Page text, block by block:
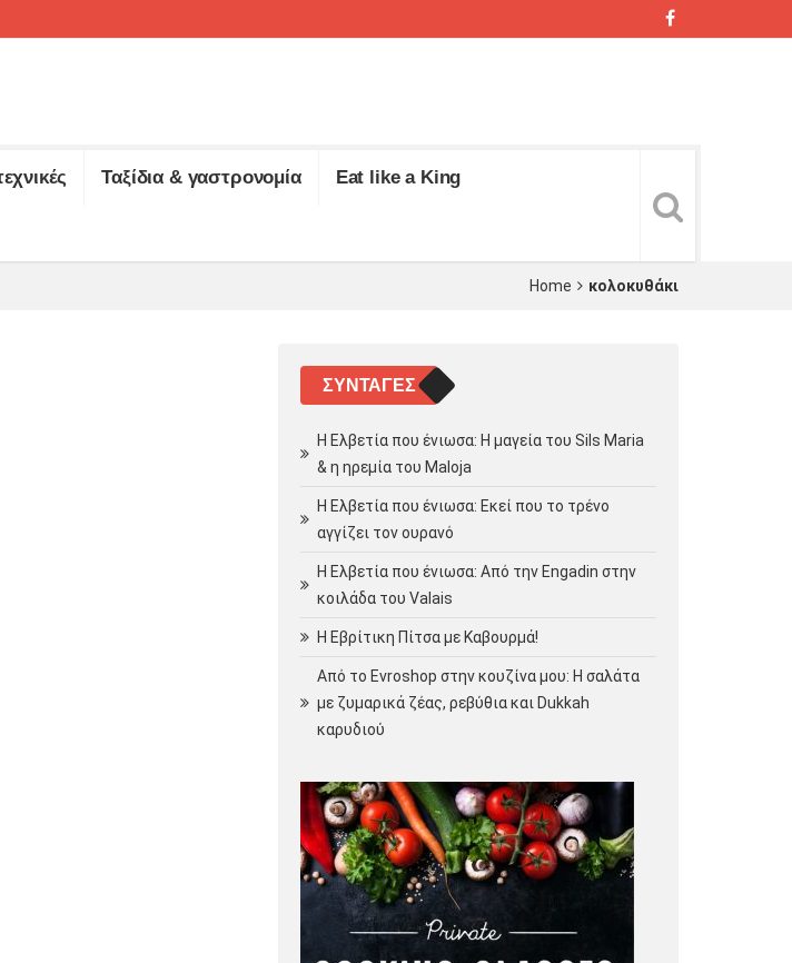
Ταξίδια & γαστρονομία Eat like a King
Home κολοκυθάκι
ΣΥΝΤΑΓΈΣ
Η Ελβετία που ένιωσα: Η μαγεία του Sils Maria
& η ηρεμία του Maloja
Η Ελβετία που ένιωσα: Εκεί που το τρένο
αγγίζει τον ουρανό
Η Ελβετία που ένιωσα: Από την Engadin στην
κοιλάδα του Valais
Η Εβρίτικη Πίτσα με Καβουρμά!
Από το Evroshop στην κουζίνα μου: Η σαλάτα
με ζυμαρικά ζέας, ρεβύθια και Dukkah
καρυδιού